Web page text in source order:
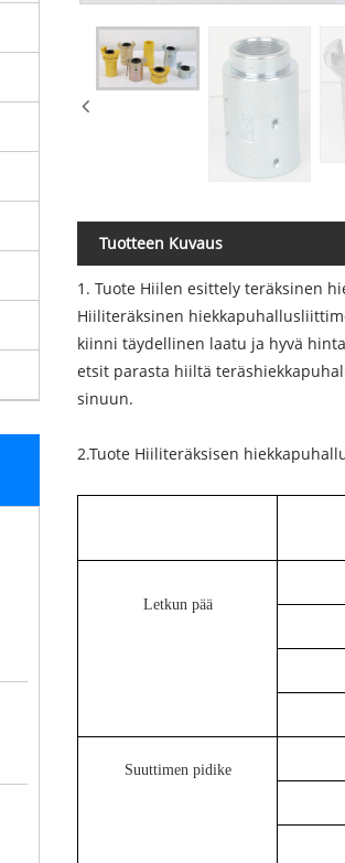
Tuotteen Kuvaus
1. Tuote Hiilen esittely teräksinen
Hiiliteräksinen
kiinni täydellinen laatu ja hyvä
etsit parasta hiiltä
sinuun.
2.Tuote Hiiliteräksisen
Letkun pää
Suuttimen pidike